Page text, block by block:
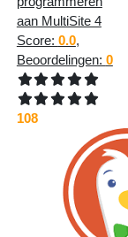
aan MultiSite 4
Score: 0.0,
Beoordelingen: 0
108